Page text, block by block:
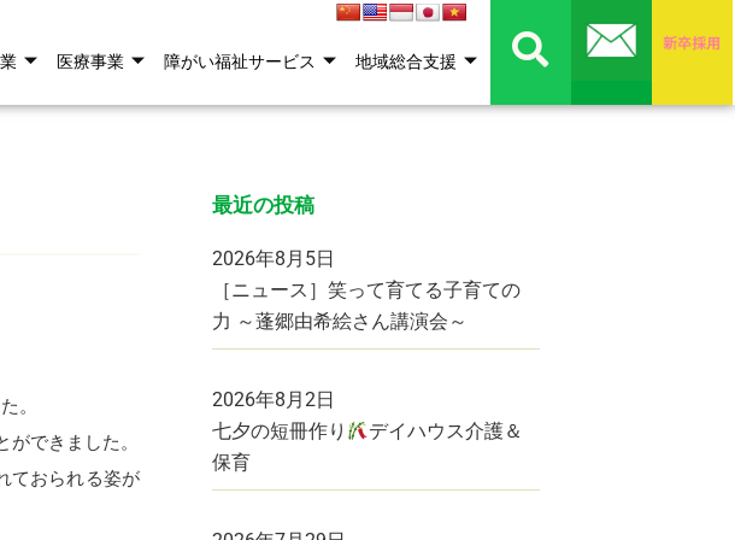
医療事業 障がい福祉サービス 地域総合支援
。
できました。
ておられる姿が
最近の投稿
2026年8月5日
［ニュース］笑って育てる子育ての
力 ～蓬郷由希絵さん講演会～
2026年8月2日
七夕の短冊作り
デイハウス介護＆
保育